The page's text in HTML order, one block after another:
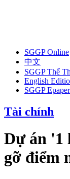
SGGP Online
中文
SGGP Thể
English
SGGP Epaper
Tài chính
Dự án '1
gỡ điểm